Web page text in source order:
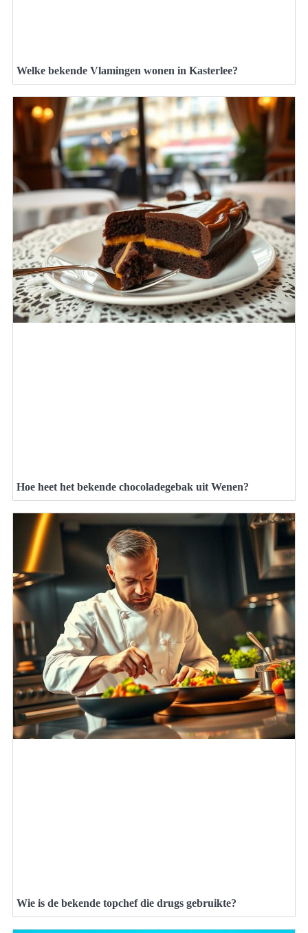
Welke bekende Vlamingen wonen in Kasterlee?
Hoe heet het bekende chocoladegebak uit Wenen?
Wie is de bekende topchef die drugs gebruikte?